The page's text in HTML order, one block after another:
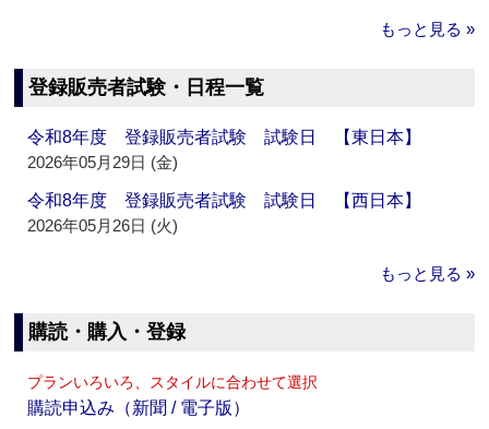
もっと見る »
登録販売者試験・日程一覧
令和8年度 登録販売者試験 試験日 【東日本】
2026年05月29日 (金)
令和8年度 登録販売者試験 試験日 【西日本】
2026年05月26日 (火)
もっと見る »
購読・購入・登録
プランいろいろ、スタイルに合わせて選択
購読申込み（新聞 / 電子版）